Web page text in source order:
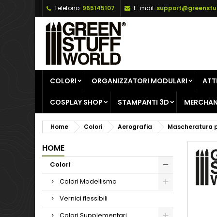
Telefono: 965145107 E-mail:
COLORI ORGANIZZATORI MODULARI
COSPLAY SHOP STAMPANTI 3D
Home Colori Aerografia Mascheratura
HOME
Colori
Colori Modellismo
Vernici flessibili